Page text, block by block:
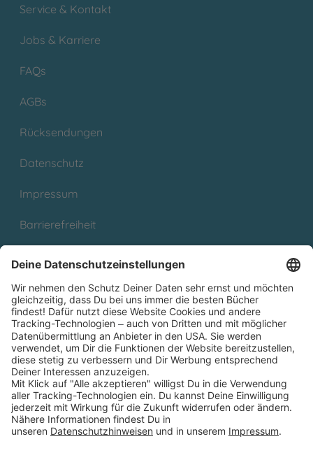
Service & Kontakt
Jobs & Karriere
FAQs
AGBs
Rücksendungen
Datenschutz
Impressum
Barrierefreiheit
Partnerprogramm (Affiliate)
Folge uns auf
* Versandkostenfrei ab 9,00 € Bestellwert innerhalb
Deutschlands
** Lieferzeit 1-3 Werktage innerhalb Deutschlands